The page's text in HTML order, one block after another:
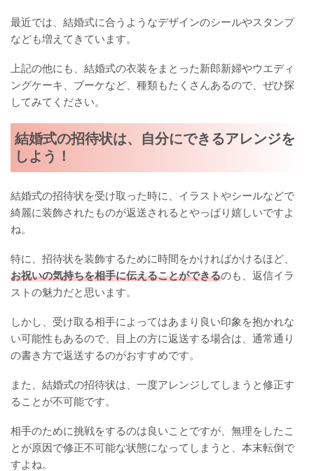
最近では、結婚式に合うようなデザインのシールやスタンプ
なども増えてきています。
上記の他にも、結婚式の衣装をまとった新郎新婦やウエディ
ングケーキ、ブーケなど、種類もたくさんあるので、ぜひ探
してみてください。
結婚式の招待状は、自分にできるアレンジを
しよう！
結婚式の招待状を受け取った時に、イラストやシールなどで
綺麗に装飾されたものが返送されるとやっぱり嬉しいですよ
ね。
特に、招待状を装飾するために時間をかければかけるほど、
お祝いの気持ちを相手に伝えることができるのも、返信イラ
ストの魅力だと思います。
しかし、受け取る相手によってはあまり良い印象を抱かれな
い可能性もあるので、目上の方に返送する場合は、通常通り
の書き方で返送するのがおすすめです。
また、結婚式の招待状は、一度アレンジしてしまうと修正す
ることが不可能です。
相手のために挑戦をするのは良いことですが、無理をしたこ
とが原因で修正不可能な状態になってしまうと、本末転倒で
すよね。